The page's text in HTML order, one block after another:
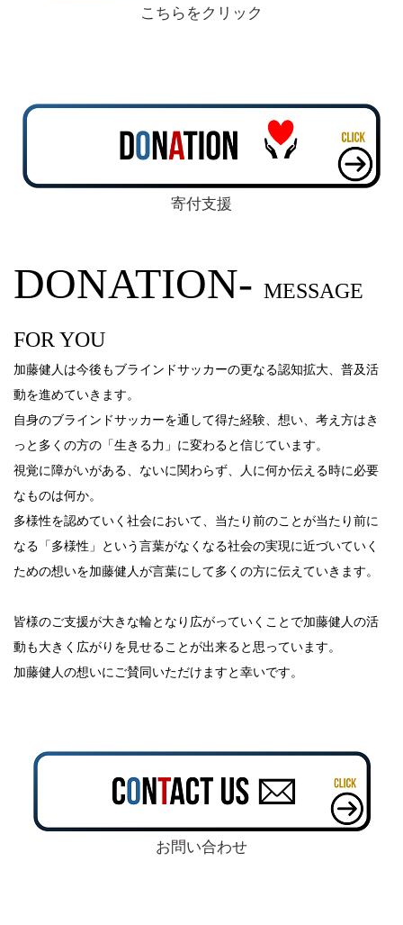
こちらをクリック
寄付支援
DONATION- MESSAGE
FOR YOU
加藤健人は今後もブラインドサッカーの更なる認知拡大、普及活
動を進めていきます。
自身のブラインドサッカーを通して得た経験、想い、考え方はき
っと多くの方の「生きる力」に変わると信じています。
視覚に障がいがある、ないに関わらず、人に何か伝える時に必要
なものは何か。
多様性を認めていく社会において、当たり前のことが当たり前に
なる「多様性」という言葉がなくなる社会の実現に近づいていく
ための想いを加藤健人が言葉にして多くの方に伝えていきます。
皆様のご支援が大きな輪となり広がっていくことで加藤健人の活
動も大きく広がりを見せることが出来ると思っています。
加藤健人の想いにご賛同いただけますと幸いです。
お問い合わせ